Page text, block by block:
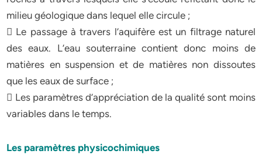
milieu géologique dans lequel elle circule ;
 Le passage à travers l’aquifère est un filtrage naturel
des eaux. L’eau souterraine contient donc moins de
matières en suspension et de matières non dissoutes
que les eaux de surface ;
 Les paramètres d’appréciation de la qualité sont moins
variables dans le temps.
Les paramètres physicochimiques